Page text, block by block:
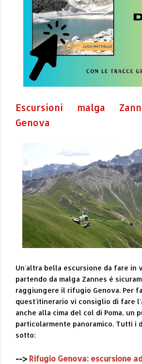
Escursioni malga
Genova
Un'altra bella escursione da fare in
partendo da malga Zannes è
raggiungere il rifugio Genova. Per
quest'itinerario vi consiglio di fare
anche alla cima del col di Poma, un
particolarmente panoramico. Tutti i
sotto:
-->Rifugio Genova: escursione